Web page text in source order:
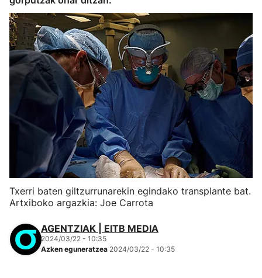
Txerri baten giltzurrunarekin egindako transplante bat.
Artxiboko argazkia: Joe Carrota
AGENTZIAK | EITB MEDIA
2024/03/22 - 10:35
Azken eguneratzea 2024/03/22 - 10:35